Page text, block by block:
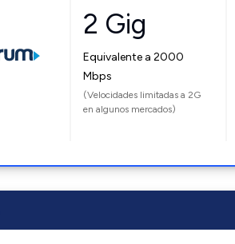
2 Gig
Equivalente a 2000
Mbps
(Velocidades limitadas a 2G
en algunos mercados)